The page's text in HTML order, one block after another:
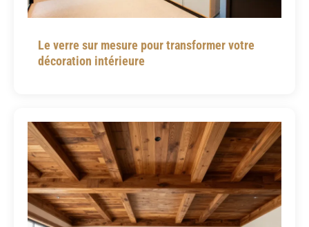
Le verre sur mesure pour transformer votre
décoration intérieure